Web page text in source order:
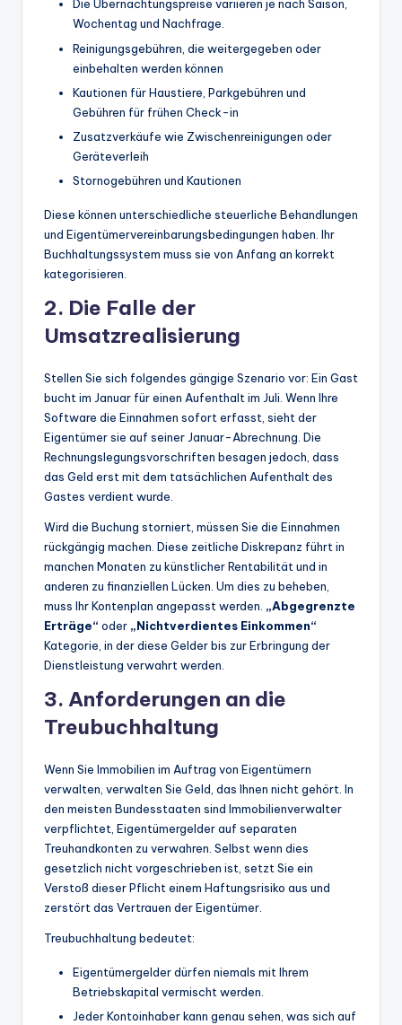
Die Übernachtungspreise variieren je nach Saison,
Wochentag und Nachfrage.
Reinigungsgebühren, die weitergegeben oder
einbehalten werden können
Kautionen für Haustiere, Parkgebühren und
Gebühren für frühen Check-in
Zusatzverkäufe wie Zwischenreinigungen oder
Geräteverleih
Stornogebühren und Kautionen
Diese können unterschiedliche steuerliche Behandlungen
und Eigentümervereinbarungsbedingungen haben. Ihr
Buchhaltungssystem muss sie von Anfang an korrekt
kategorisieren.
2. Die Falle der
Umsatzrealisierung
Stellen Sie sich folgendes gängige Szenario vor: Ein Gast
bucht im Januar für einen Aufenthalt im Juli. Wenn Ihre
Software die Einnahmen sofort erfasst, sieht der
Eigentümer sie auf seiner Januar-Abrechnung. Die
Rechnungslegungsvorschriften besagen jedoch, dass
das Geld erst mit dem tatsächlichen Aufenthalt des
Gastes verdient wurde.
Wird die Buchung storniert, müssen Sie die Einnahmen
rückgängig machen. Diese zeitliche Diskrepanz führt in
manchen Monaten zu künstlicher Rentabilität und in
anderen zu finanziellen Lücken. Um dies zu beheben,
muss Ihr Kontenplan angepasst werden. „Abgegrenzte
Erträge“ oder „Nichtverdientes Einkommen“
Kategorie, in der diese Gelder bis zur Erbringung der
Dienstleistung verwahrt werden.
3. Anforderungen an die
Treubuchhaltung
Wenn Sie Immobilien im Auftrag von Eigentümern
verwalten, verwalten Sie Geld, das Ihnen nicht gehört. In
den meisten Bundesstaaten sind Immobilienverwalter
verpflichtet, Eigentümergelder auf separaten
Treuhandkonten zu verwahren. Selbst wenn dies
gesetzlich nicht vorgeschrieben ist, setzt Sie ein
Verstoß dieser Pflicht einem Haftungsrisiko aus und
zerstört das Vertrauen der Eigentümer.
Treubuchhaltung bedeutet:
Eigentümergelder dürfen niemals mit Ihrem
Betriebskapital vermischt werden.
Jeder Kontoinhaber kann genau sehen, was sich auf